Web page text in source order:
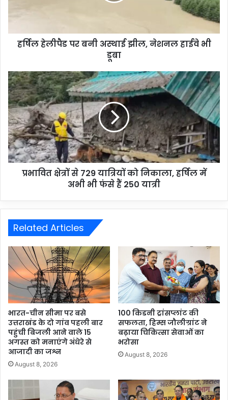
हर्षिल हेलीपैड पर बनी अस्थाई झील, नेशनल हाईवे भी
डूबा
प्रभावित क्षेत्रों से 729 यात्रियों को निकाला, हर्षिल में
अभी भी फंसे हैं 250 यात्री
Related Articles
भारत-चीन सीमा पर बसे
उत्तराखंड के दो गांव पहली बार
पहुंची बिजली आने वाले 15
अगस्त को मनाएंगे अंधेरे से
आजादी का जश्न
August 8, 2026
100 किडनी ट्रांसप्लांट की
सफलता, हिम्स जौलीग्रांट ने
बढ़ाया चिकित्सा सेवाओं का
भरोसा
August 8, 2026